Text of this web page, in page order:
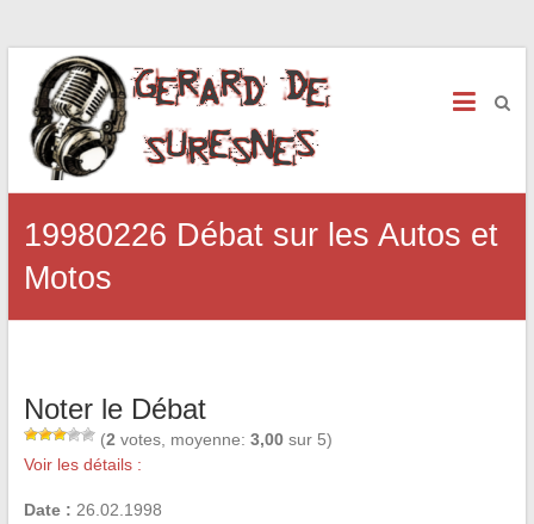
19980226 Débat sur les Autos et
Motos
Noter le Débat
(2 votes, moyenne: 3,00sur 5)
Voir les détails :
Date : 26.02.1998